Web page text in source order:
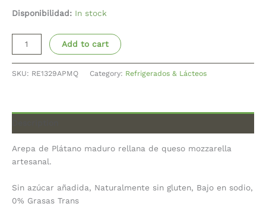
Disponibilidad: In stock
Add to cart
SKU: RE1329APMQ Category: Refrigerados & Lácteos
Arepa de Plátano maduro rellana de queso mozzarella
artesanal.
Sin azúcar añadida, Naturalmente sin gluten, Bajo en sodio,
0% Grasas Trans